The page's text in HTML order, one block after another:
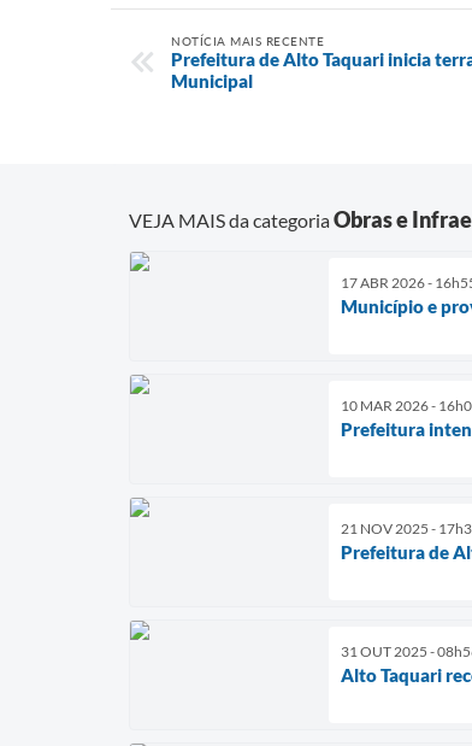
NOTÍCIA MAIS RECENTE
Prefeitura de Alto Taquari inicia
Municipal
VEJA MAIS da categoriaObras e
17 ABR 2026 -
Município e
10 MAR 2026 -
Prefeitura
21 NOV 2025 -
Prefeitura de
31 OUT 2025 -
Alto Taquari